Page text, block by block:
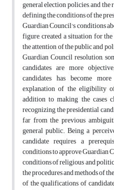
general election policies, and
defining the conditions of the
Guardian Council's conditions
figure, created a situation for
the attention of the public and
Guardian Council resolution,
candidates are more
candidates has become
explanation of the eligibility
addition to making the cases
recognizing the presidential
far from the previous
general public. Being a
candidate requires a
conditions to approve
conditions of religious and
the procedures and methods of
of the qualifications of